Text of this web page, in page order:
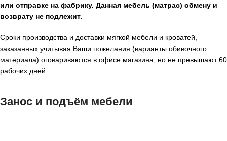
или отправке на фабрику. Данная мебель (матрас) обмену и
возврату не подлежит.
Сроки производства и доставки мягкой мебели и кроватей,
заказанных учитывая Ваши пожелания (варианты обивочного
материала) оговариваются в офисе магазина, но не превышают 60
рабочих дней.
Занос и подъём мебели